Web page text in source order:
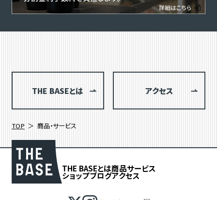
THE BASEとは アクセス
TOP 商品・サービス
THE BASEとは商品サービス
ショップブログアクセス